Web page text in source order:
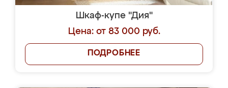
Шкаф-купе "Дия"
Цена: от 83 000 руб.
ПОДРОБНЕЕ